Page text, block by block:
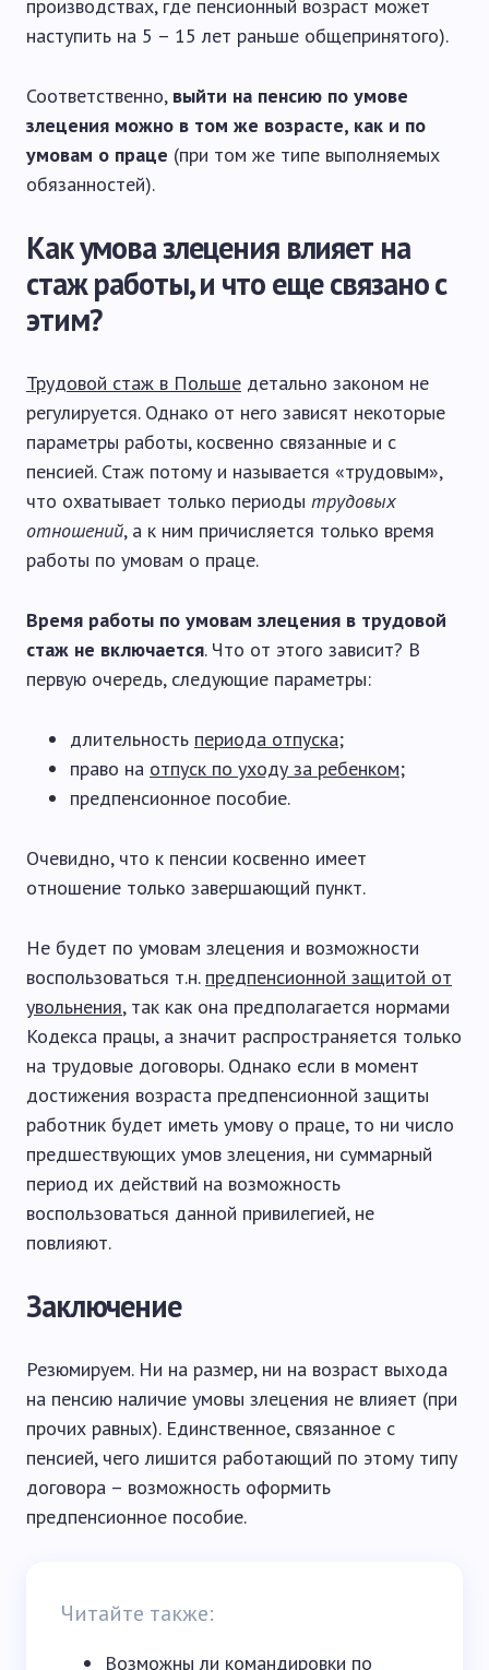
производствах, где пенсионный возраст может
наступить на 5 – 15 лет раньше общепринятого).
Соответственно, выйти на пенсию по умове
злецения можно в том же возрасте, как и по
умовам о праце (при том же типе выполняемых
обязанностей).
Как умова злецения влияет на
стаж работы, и что еще связано с
этим?
Трудовой стаж в Польше детально законом не
регулируется. Однако от него зависят некоторые
параметры работы, косвенно связанные и с
пенсией. Стаж потому и называется «трудовым»,
что охватывает только периоды трудовых
отношений, а к ним причисляется только время
работы по умовам о праце.
Время работы по умовам злецения в трудовой
стаж не включается. Что от этого зависит? В
первую очередь, следующие параметры:
длительность периода отпуска;
право на отпуск по уходу за ребенком;
предпенсионное пособие.
Очевидно, что к пенсии косвенно имеет
отношение только завершающий пункт.
Не будет по умовам злецения и возможности
воспользоваться т.н. предпенсионной защитой от
увольнения, так как она предполагается нормами
Кодекса працы, а значит распространяется только
на трудовые договоры. Однако если в момент
достижения возраста предпенсионной защиты
работник будет иметь умову о праце, то ни число
предшествующих умов злецения, ни суммарный
период их действий на возможность
воспользоваться данной привилегией, не
повлияют.
Заключение
Резюмируем. Ни на размер, ни на возраст выхода
на пенсию наличие умовы злецения не влияет (при
прочих равных). Единственное, связанное с
пенсией, чего лишится работающий по этому типу
договора – возможность оформить
предпенсионное пособие.
Читайте также:
Возможны ли командировки по